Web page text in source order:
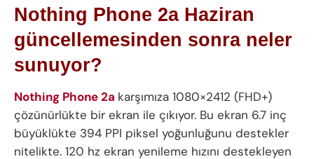
Nothing Phone 2a Haziran
güncellemesinden sonra neler
sunuyor?
Nothing Phone 2a karşımıza 1080×2412 (FHD+)
çözünürlükte bir ekran ile çıkıyor. Bu ekran 6.7 inç
büyüklükte 394 PPI piksel yoğunluğunu destekler
nitelikte. 120 hz ekran yenileme hızını destekleyen